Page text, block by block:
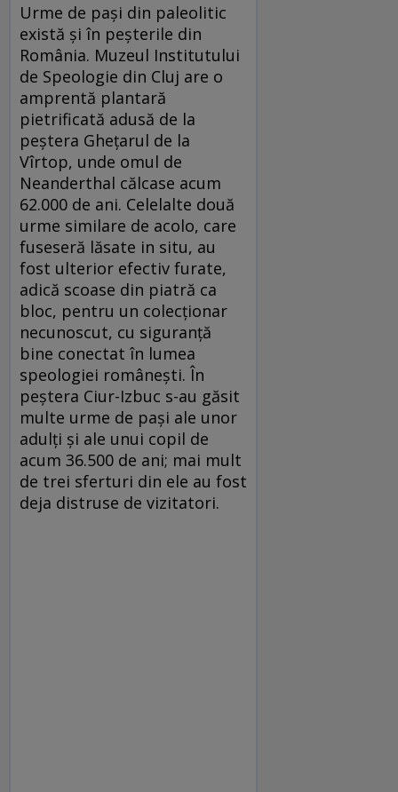
Urme de pași din paleolitic
există și în peșterile din
România. Muzeul Institutului
de Speologie din Cluj are o
amprentă plantară
pietrificată adusă de la
peștera Ghețarul de la
Vîrtop, unde omul de
Neanderthal călcase acum
62.000 de ani. Celelalte două
urme similare de acolo, care
fuseseră lăsate in situ, au
fost ulterior efectiv furate,
adică scoase din piatră ca
bloc, pentru un colecționar
necunoscut, cu siguranță
bine conectat în lumea
speologiei românești. În
peștera Ciur-Izbuc s-au găsit
multe urme de pași ale unor
adulți și ale unui copil de
acum 36.500 de ani; mai mult
de trei sferturi din ele au fost
deja distruse de vizitatori.